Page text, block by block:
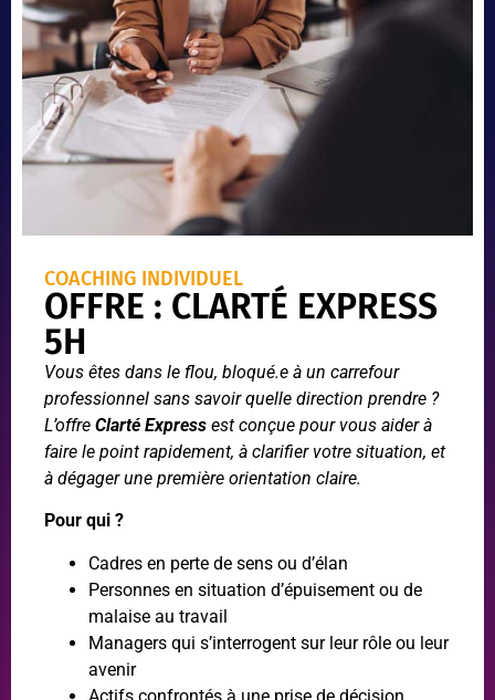
COACHING INDIVIDUEL
OFFRE : CLARTÉ EXPRESS
5H
Vous êtes dans le flou, bloqué.e à un carrefour
professionnel sans savoir quelle direction prendre ?
L’offre Clarté Express est conçue pour vous aider à
faire le point rapidement, à clarifier votre situation, et
à dégager une première orientation claire.
Pour qui ?
Cadres en perte de sens ou d’élan
Personnes en situation d’épuisement ou de
malaise au travail
Managers qui s’interrogent sur leur rôle ou leur
avenir
Actifs confrontés à une prise de décision